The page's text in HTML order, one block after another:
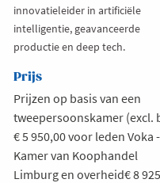
innovatieleider in artificiële
intelligentie, geavanceerde
productie en deep tech.
Prijs
Prijzen op basis van een
tweepersoonskamer (excl.
€ 5 950,00 voor leden Voka -
Kamer van Koophandel
Limburg en overheid€ 8